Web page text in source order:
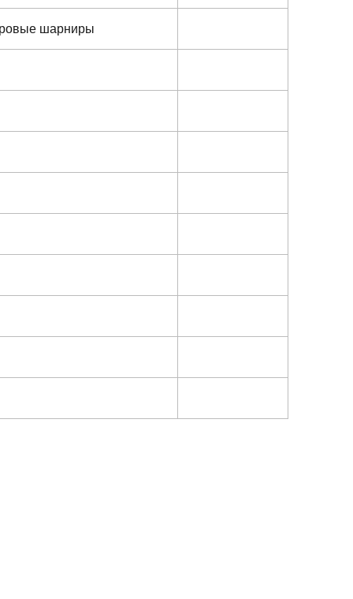
шарниры